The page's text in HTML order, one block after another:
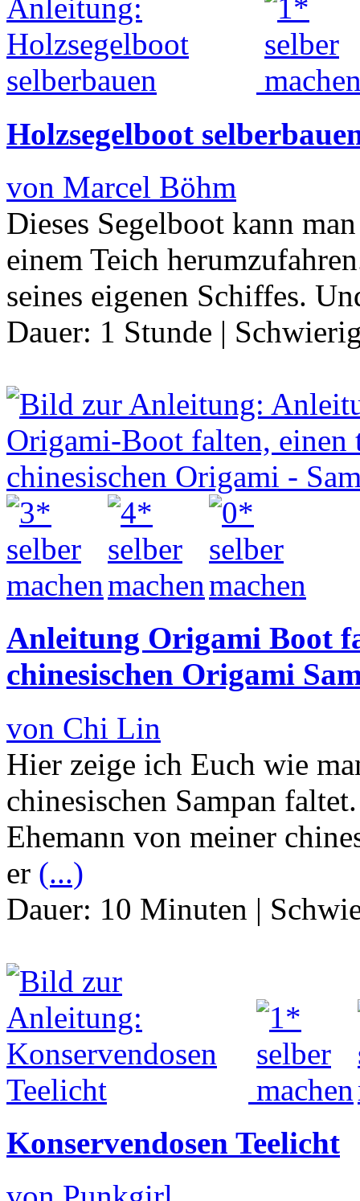
Holzsegelboot
von Marcel Böhm
Dieses Segelboot kann
einem Teich
seines eigenen Schiffes.
Dauer: 1 Stunde |
Anleitung Origami Boot
chinesischen Origami
von Chi Lin
Hier zeige ich Euch wie
chinesischen Sampan
Ehemann von meiner
er (...)
Dauer: 10 Minuten |
Konservendosen Teelicht